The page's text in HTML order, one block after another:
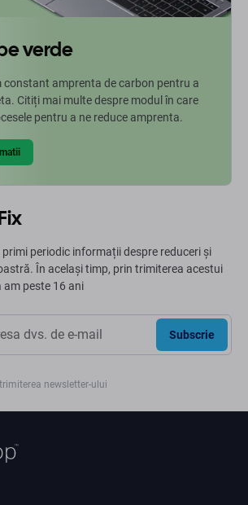
verde
constant amprenta de carbon pentru a
Citiți mai multe despre modul în care
pentru a ne reduce amprenta.
periodic informații despre reduceri și
În același timp, prin trimiterea acestui
peste 16 ani
Subscrie
newsletter-ului